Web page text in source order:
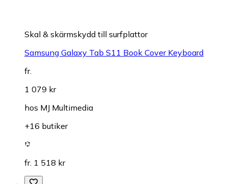
Skal & skärmskydd till surfplattor
Samsung Galaxy Tab S11 Book Cover Keyboard
fr.
1 079 kr
hos MJ Multimedia
+16 butiker
fr. 1 518 kr